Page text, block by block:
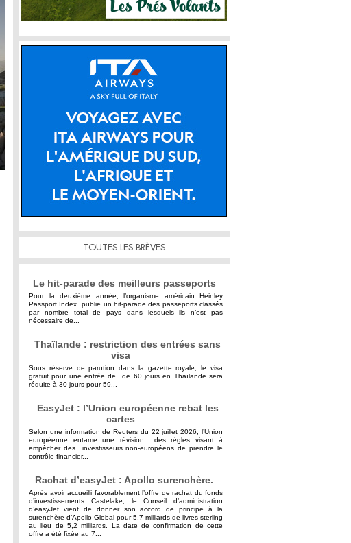
TOUTES LES BRÈVES
Le hit-parade des meilleurs passeports
Pour la deuxième année, l’organisme américain Heinley
Passport Index publie un hit-parade des passeports classés
par nombre total de pays dans lesquels ils n’est pas
nécessaire de...
Thaïlande : restriction des entrées sans
visa
Sous réserve de parution dans la gazette royale, le visa
gratuit pour une entrée de de 60 jours en Thaïlande sera
réduite à 30 jours pour 59...
EasyJet : l’Union européenne rebat les
cartes
Selon une information de Reuters du 22 juillet 2026, l’Union
européenne entame une révision des règles visant à
empêcher des investisseurs non-européens de prendre le
contrôle financier...
Rachat d’easyJet : Apollo surenchère.
Après avoir accueilli favorablement l’offre de rachat du fonds
d’investissements Castelake, le Conseil d’administration
d’easyJet vient de donner son accord de principe à la
surenchère d’Apollo Global pour 5,7 milliards de livres sterling
au lieu de 5,2 milliards. La date de confirmation de cette
offre a été fixée au 7...